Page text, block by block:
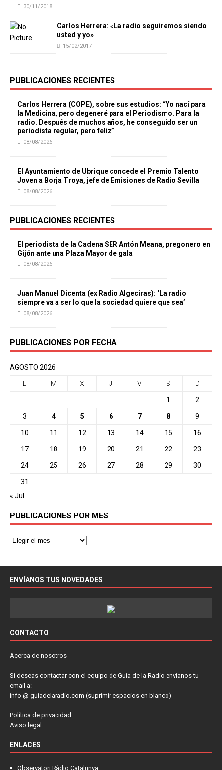
30/11/2018
Carlos Herrera: «La radio seguiremos siendo
usted y yo»
15/02/2017
PUBLICACIONES RECIENTES
Carlos Herrera (COPE), sobre sus estudios: “Yo nací para
la Medicina, pero degeneré para el Periodismo. Para la
radio. Después de muchos años, he conseguido ser un
periodista regular, pero feliz”
08/08/2026
El Ayuntamiento de Ubrique concede el Premio Talento
Joven a Borja Troya, jefe de Emisiones de Radio Sevilla
08/08/2026
PUBLICACIONES RECIENTES
El periodista de la Cadena SER Antón Meana, pregonero en
Gijón ante una Plaza Mayor de gala
08/08/2026
Juan Manuel Dicenta (ex Radio Algeciras): ‘La radio
siempre va a ser lo que la sociedad quiere que sea’
08/08/2026
PUBLICACIONES POR FECHA
AGOSTO 2026
M X J V S D
1 2
3 4 5 6 7 8 9
10 11 12 13 14 15 16
17 18 19 20 21 22 23
24 25 26 27 28 29 30
31
« Jul
PUBLICACIONES POR MES
ENVÍANOS TUS NOVEDADES
CONTACTO
Acerca de nosotros
Si deseas contactar con el equipo de Guía de la Radio envíanos tu
email a:
info @ guiadelaradio.com (suprimir espacios en blanco)
Política de privacidad
Aviso legal
ENLACES
Observatori Ràdio Catalunya